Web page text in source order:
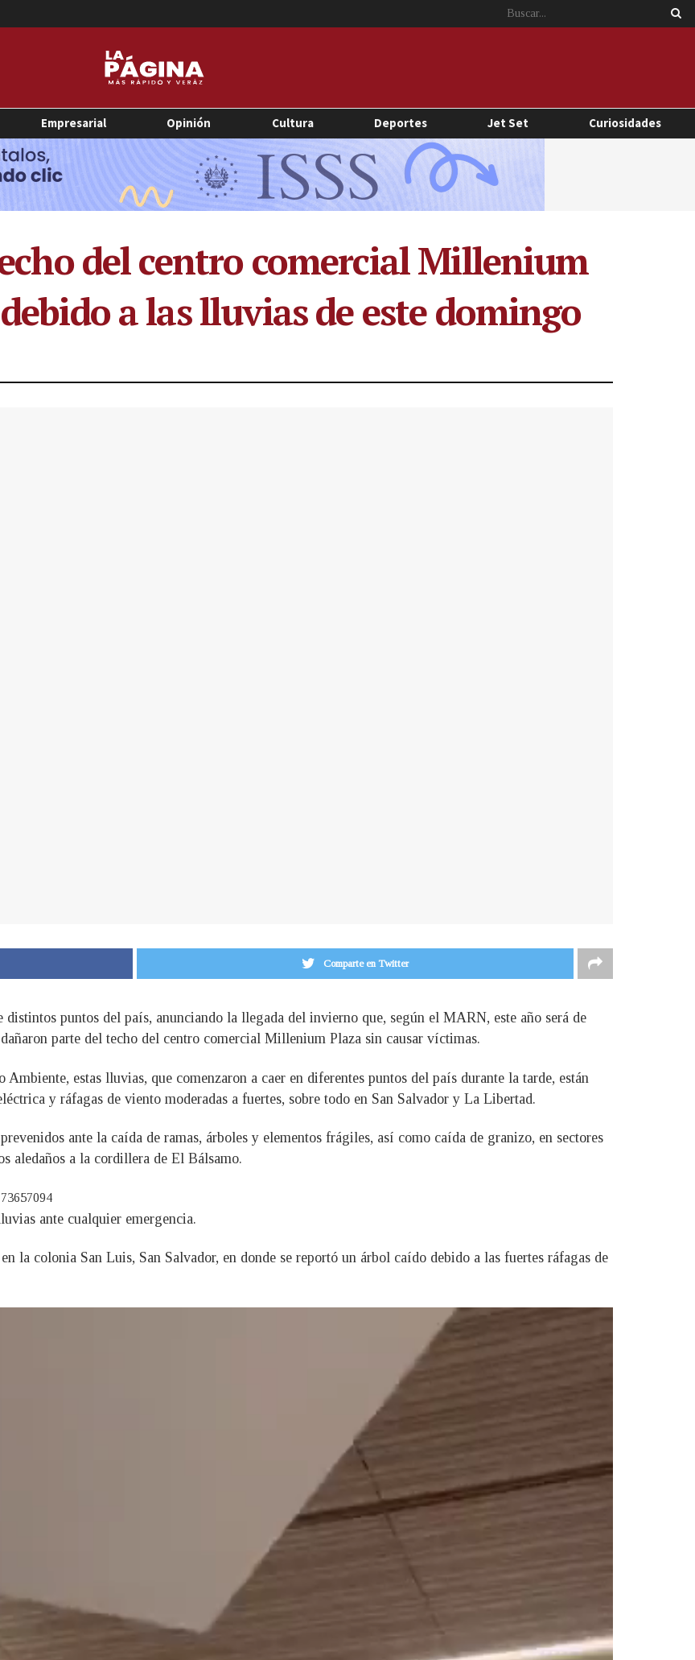
Empresarial Opinión Cultura Deportes Jet Set Curiosidades
del centro comercial Millenium
a las lluvias de este domingo
Comparte en Twitter
distintos puntos del país, anunciando la llegada del invierno que, según el MARN, este año será de
parte del techo del centro comercial Millenium Plaza sin causar víctimas.
estas lluvias, que comenzaron a caer en diferentes puntos del país durante la tarde, están
y ráfagas de viento moderadas a fuertes, sobre todo en San Salvador y La Libertad.
ante la caída de ramas, árboles y elementos frágiles, así como caída de granizo, en sectores
aledaños a la cordillera de El Bálsamo.
ante cualquier emergencia.
la colonia San Luis, San Salvador, en donde se reportó un árbol caído debido a las fuertes ráfagas de